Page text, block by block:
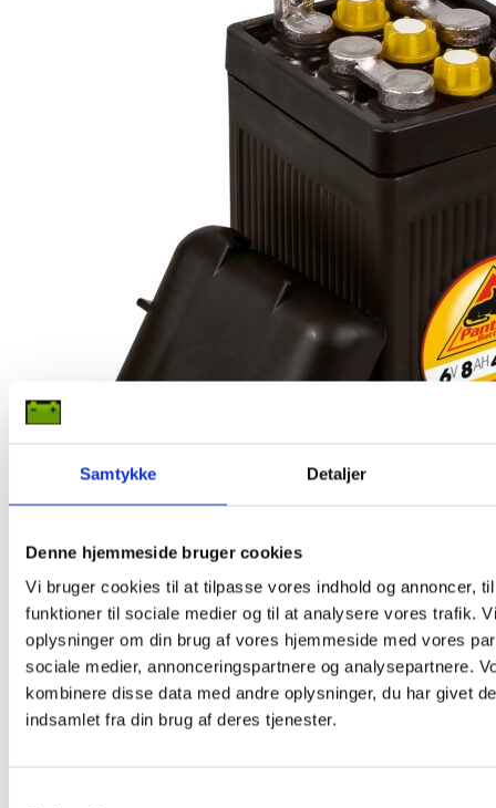
Samtykke Detaljer
Denne hjemmeside bruger cookies
Vi bruger cookies til at tilpasse vores indhold og annoncer,
funktioner til sociale medier og til at analysere vores trafik.
oplysninger om din brug af vores hjemmeside med vores
sociale medier, annonceringspartnere og analysepartnere.
kombinere disse data med andre oplysninger, du har givet
indsamlet fra din brug af deres tjenester.